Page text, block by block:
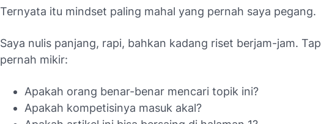
Ternyata itu mindset paling mahal yang pernah saya pegang.
Saya nulis panjang, rapi, bahkan kadang riset berjam-jam.
pernah mikir:
Apakah orang benar-benar mencari topik ini?
Apakah kompetisinya masuk akal?